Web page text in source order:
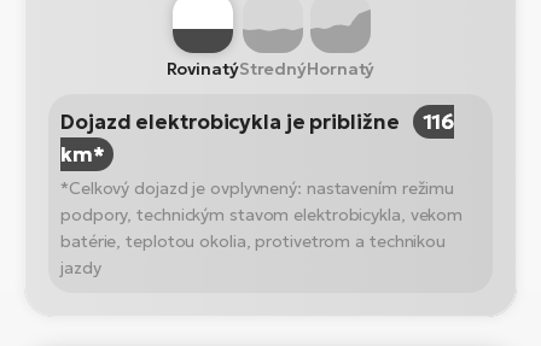
RovinatýStrednýHornatý
Dojazd elektrobicykla je približne
116
km*
*Celkový dojazd je ovplyvnený: nastavením režimu
podpory, technickým stavom elektrobicykla, vekom
batérie, teplotou okolia, protivetrom a technikou
jazdy